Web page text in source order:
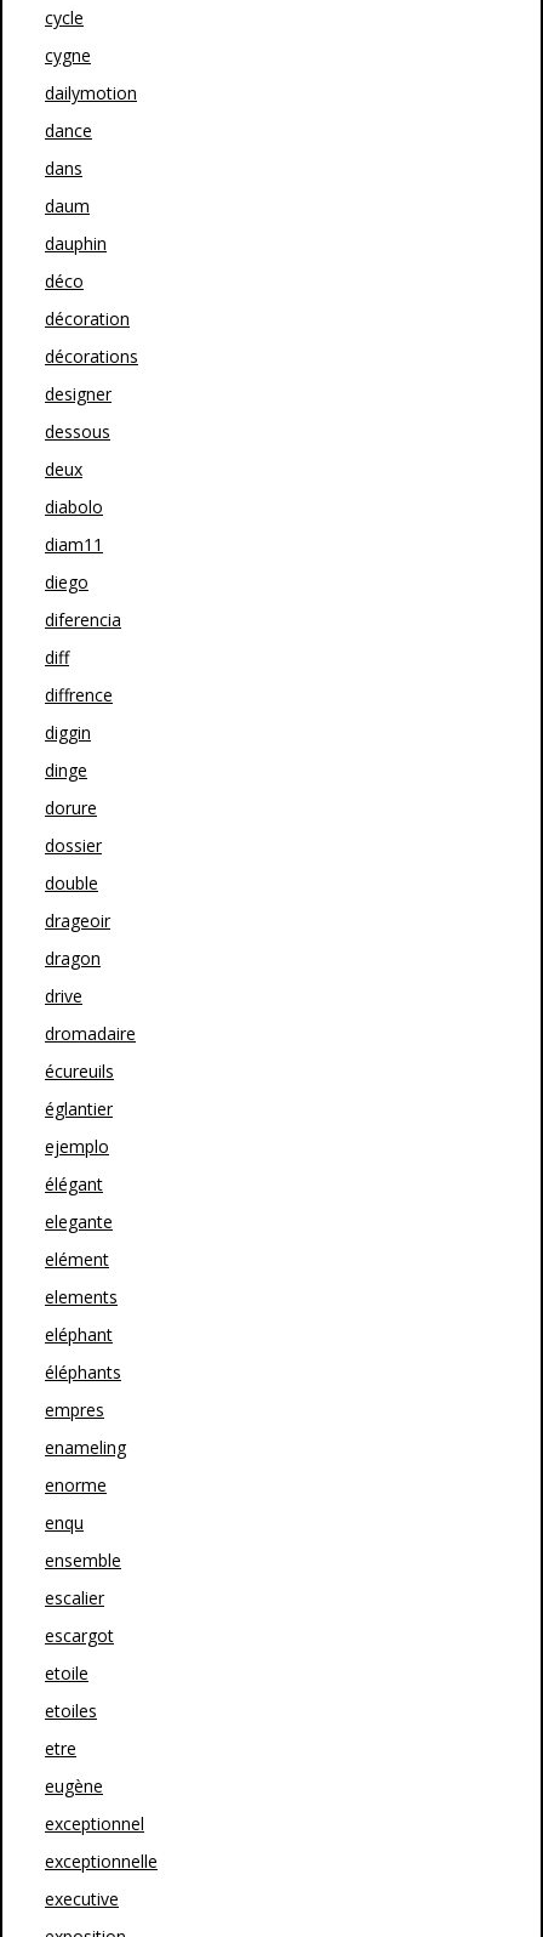
cycle
cygne
dailymotion
dance
dans
daum
dauphin
déco
décoration
décorations
designer
dessous
deux
diabolo
diam11
diego
diferencia
diff
diffrence
diggin
dinge
dorure
dossier
double
drageoir
dragon
drive
dromadaire
écureuils
églantier
ejemplo
élégant
elegante
elément
elements
eléphant
éléphants
empres
enameling
enorme
enqu
ensemble
escalier
escargot
etoile
etoiles
etre
eugène
exceptionnel
exceptionnelle
executive